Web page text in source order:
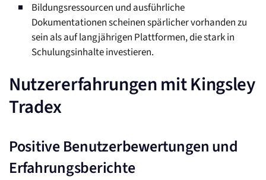
Bildungsressourcen und ausführliche
Dokumentationen scheinen spärlicher vorhanden zu
sein als auf langjährigen Plattformen, die stark in
Schulungsinhalte investieren.
Nutzererfahrungen mit Kingsley
Tradex
Positive Benutzerbewertungen und
Erfahrungsberichte